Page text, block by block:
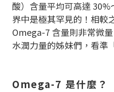
酸）含量平均可高達
界中是極其罕見的！相較
Omega-7 含量則非常微
水潤力量的姊妹們，看準
Omega-7 是什麼？